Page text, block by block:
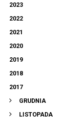
2023
2022
2021
2020
2019
2018
2017
GRUDNIA
LISTOPADA